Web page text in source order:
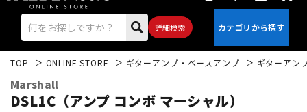
詳細検索
TOP ONLINE STORE ギターアンプ・ベースアンプ ギターアン
Marshall
DSL1C（アンプ コンボ マーシャル）